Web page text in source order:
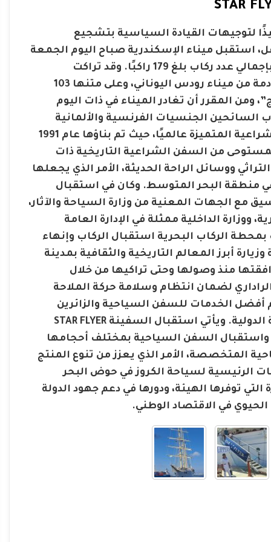
لتوجيهات القيادة السياسية بتشجيع
استقبل ميناء الإسكندرية صباح اليوم الجمعة
الموافق 26 يونيو 2026 السفينة السياحية الشراعية STAR FLYER بإجمالي عدد ركاب بلغ 179 راكبًا. وقد تراكت
السفينة على أرصفة محطة الركاب البحرية بميناء الإسكندرية قادمة من ميناء رودس اليوناني، وعلى متنها 103
ومن المقرر أن تغادر الميناء في ذات اليوم
السائحين الجنسيات الفرنسية والألمانية
والإنجليزية. وتعد السفينة STAR FLYER إحدى السفن السياحية الشراعية المتميزة عالميًا، حيث تم بناؤها عام 1991
من السفن الشراعية التاريخية ذات
ووسائل الراحة الحديثة، الأمر الذي يجعلها
منطقة البحر المتوسط. وكان في استقبال
مع الجهات المعنية من وزارة السياحة والآثار،
الداخلية ممثلة في الإدارة العامة
بمحطة الركاب البحرية استقبال الركاب وإنهاء
أبرز المعالم التاريخية والثقافية بمدينة
منذ وصولها وحتى تراكيها من خلال
لضمان انتظام وسلامة حركة الملاحة
الخدمات للسفن السياحية والزائرين
وتعكس جاهزية الميناء لاستقبال مختلف أنواع السفن السياحية الدولية. ويأتي استقبال السفينة STAR FLYER
واستقبال السفن السياحية بمختلف أحجامها
المتخصصة، الأمر الذي يعزز من تنوع المنتج
الرئيسية لسياحة الكروز في حوض البحر
توفرها الهيئة، ودورها في دعم جهود الدولة
في الاقتصاد الوطني.